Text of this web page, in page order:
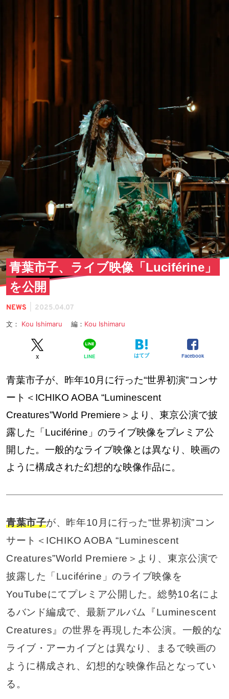
青葉市子、ライブ映像「Luciférine」
を公開
NEWS 2025.04.07
文： Kou Ishimaru 編： Kou Ishimaru
X LINE はてブ Facebook
青葉市子が、昨年10月に行った“世界初演”コンサ
ート＜ICHIKO AOBA “Luminescent
Creatures”World Premiere＞より、東京公演で披
露した「Luciférine」のライブ映像をプレミア公
開した。一般的なライブ映像とは異なり、映画の
ように構成された幻想的な映像作品に。
青葉市子が、昨年10月に行った“世界初演”コン
サート＜ICHIKO AOBA “Luminescent
Creatures”World Premiere＞より、東京公演で
披露した「Luciférine」のライブ映像を
YouTubeにてプレミア公開した。総勢10名によ
るバンド編成で、最新アルバム『Luminescent
Creatures』の世界を再現した本公演。一般的な
ライブ・アーカイブとは異なり、まるで映画の
ように構成され、幻想的な映像作品となってい
る。